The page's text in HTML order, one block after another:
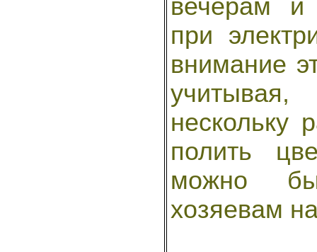
вечерам и
при
внимание
нескольку
полить
можно
хозяевам